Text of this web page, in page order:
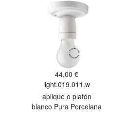
44,00 €
light.019.011.w
aplique o plafón
blanco Pura Porcelana